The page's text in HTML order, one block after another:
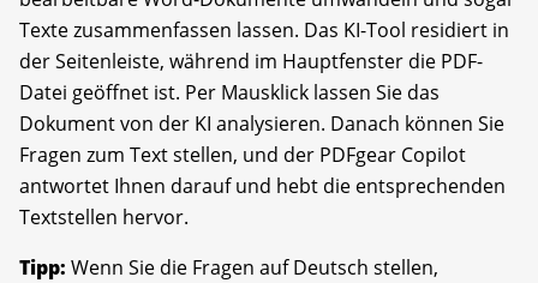
Texte zusammenfassen lassen. Das KI-Tool residiert in
der Seitenleiste, während im Hauptfenster die PDF-
Datei geöffnet ist. Per Mausklick lassen Sie das
Dokument von der KI analysieren. Danach können Sie
Fragen zum Text stellen, und der PDFgear Copilot
antwortet Ihnen darauf und hebt die entsprechenden
Textstellen hervor.
Tipp: Wenn Sie die Fragen auf Deutsch stellen,